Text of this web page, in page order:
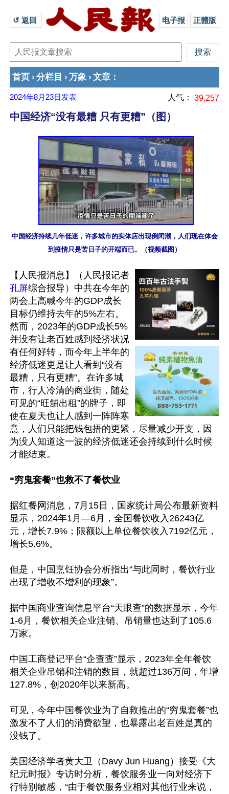
↺ 返回 电子报 正體版
首页 › 分栏目 › 万象 › 文章 ：
2024年8月23日 发表 人气： 39,257
中国经济“没有最糟 只有更糟”（图）
中国经济持续几年低迷，许多城市的实体店出现倒闭潮，人们现在体会
到疫情只是苦日子的开端而已。（视频截图）
【人民报消息】（人民报记者
孔屏综合报导）中共在今年的
两会上高喊今年的GDP成长
目标仍维持去年的5%左右。
然而，2023年的GDP成长5%
并没有让老百姓感到经济状况
有任何好转，而今年上半年的
经济低迷更是让人看到“没有
最糟，只有更糟”。在许多城
市，行人冷清的商业街，随处
可见的“旺舖出租”的牌子，即
使在夏天也让人感到一阵阵寒
意，人们只能把钱包捂的更紧，尽量减少开支，因
为没人知道这一波的经济低迷还会持续到什么时候
才能结束。
“穷鬼套餐”也救不了餐饮业
据红餐网消息，7月15日，国家统计局公布最新资料
显示，2024年1月—6月，全国餐饮收入26243亿
元，增长7.9%；限额以上单位餐饮收入7192亿元，
增长5.6%。
但是，中国烹饪协会分析指出“与此同时，餐饮行业
出现了增收不增利的现象”。
据中国商业查询信息平台“天眼查”的数据显示，今年
1-6月，餐饮相关企业注销、吊销量也达到了105.6
万家。
中国工商登记平台“企查查”显示，2023年全年餐饮
相关企业吊销和注销的数目，就超过136万间，年增
127.8%，创2020年以来新高。
可见，今年中国餐饮业为了自救推出的“穷鬼套餐”也
激发不了人们的消费欲望，也暴露出老百姓是真的
没钱了。
美国经济学者黄大卫（Davy Jun Huang）接受《大
纪元时报》专访时分析，餐饮服务业一向对经济下
行特别敏感，“由于餐饮服务业相对其他行业来说，